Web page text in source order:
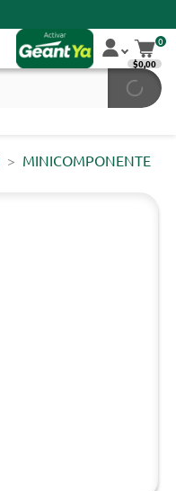
0
$0,00
MINICOMPONENTE